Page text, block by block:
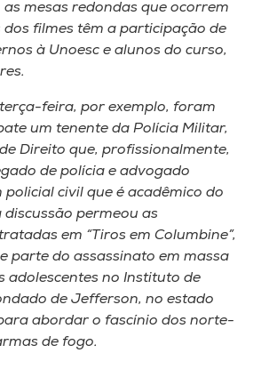
mesas redondas que ocorrem
dos filmes têm a participação de
à Unoesc e alunos do curso,
feira, por exemplo, foram
um tenente da Polícia Militar,
Direito que, profissionalmente,
de polícia e advogado
civil que é acadêmico do
discussão permeou as
em “Tiros em Columbine”,
parte do assassinato em massa
adolescentes no Instituto de
de Jefferson, no estado
abordar o fascínio dos norte-
de fogo.